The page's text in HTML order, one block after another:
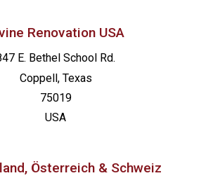
Renovation USA
E. Bethel School Rd.
Coppell, Texas
75019
USA
Österreich & Schweiz